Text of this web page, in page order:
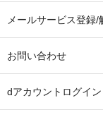
メールサービス登録/
お問い合わせ
dアカウントログイン